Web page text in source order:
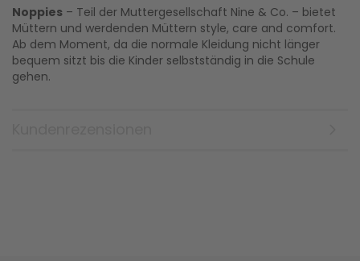
Noppies – Teil der Muttergesellschaft Nine & Co. – bietet
Müttern und werdenden Müttern style, care and comfort.
Ab dem Moment, da die normale Kleidung nicht länger
bequem sitzt bis die Kinder selbstständig in die Schule
gehen.